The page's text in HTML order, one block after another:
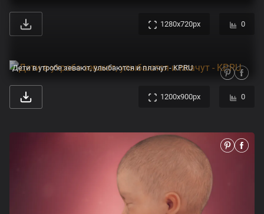
1280x720px 0
Дети в утробе зевают, улыбаются и плачут - KP.RU
1200x900px 0